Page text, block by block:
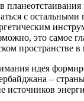
с
это самое
пространстве в
идея
–